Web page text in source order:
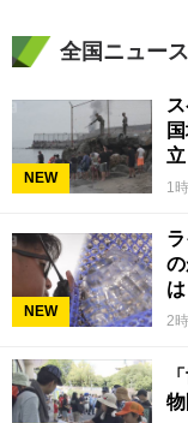
全国ニュー
NEW
立
1
NEW
は
2